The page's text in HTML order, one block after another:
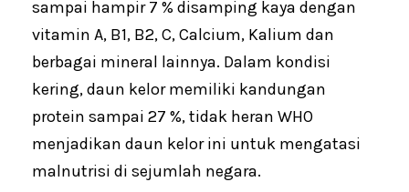
sampai hampir 7 % disamping kaya dengan
vitamin A, B1, B2, C, Calcium, Kalium dan
berbagai mineral lainnya. Dalam kondisi
kering, daun kelor memiliki kandungan
protein sampai 27 %, tidak heran WHO
menjadikan daun kelor ini untuk mengatasi
malnutrisi di sejumlah negara.